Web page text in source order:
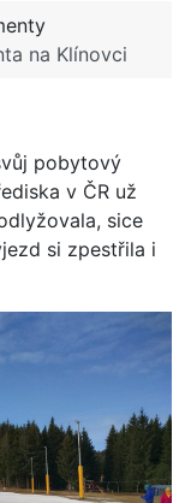
na Klínovci
pobytový
v ČR už
sice
si zpestřila i